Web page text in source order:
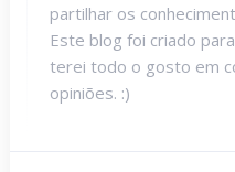
partilhar os
Este blog foi criado
terei todo o gosto em
opiniões. :)